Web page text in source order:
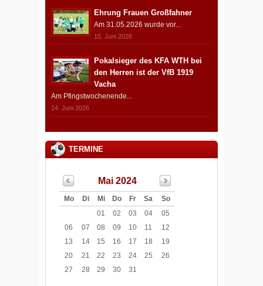
Ehrung Frauen Großfahner
Am 31.05.2026 wurde vor...
15. Juni 2026
Pokalsieger des KFA WTH bei
den Herren ist der VfB 1919
Vacha
Am Pfingstwochenende...
14. Juni 2026
TERMINE
Mai 2024
Mo Di Mi Do Fr Sa
So
01
02 03 04
05
06
07 08 09 10 11
12
13
14 15 16 17 18
19
20
21 22 23 24 25
26
27
28 29 30 31